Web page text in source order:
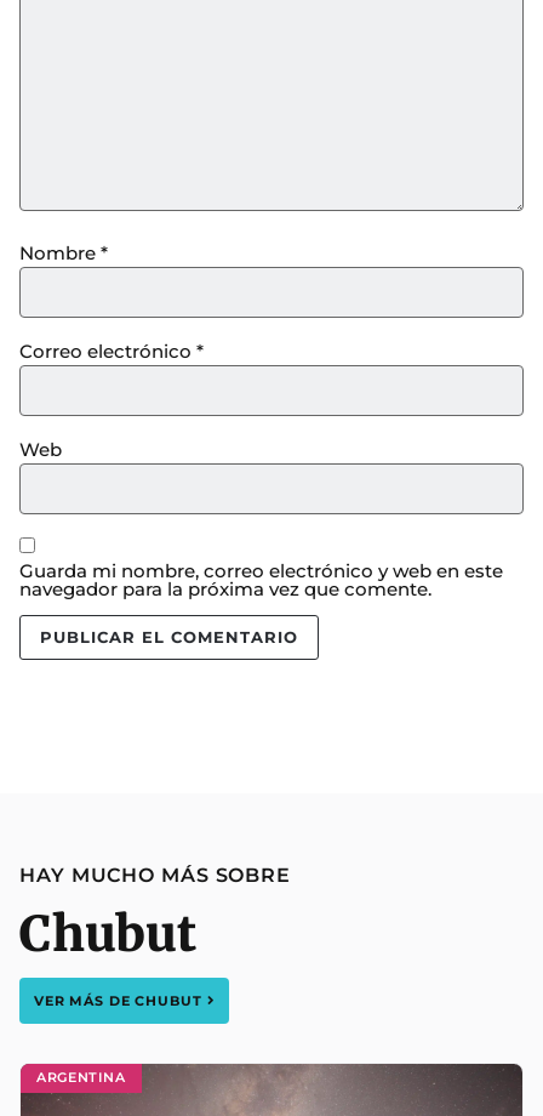
Nombre *
Correo electrónico *
Web
Guarda mi nombre, correo electrónico y web en este
navegador para la próxima vez que comente.
HAY MUCHO MÁS SOBRE
Chubut
VER MÁS DECHUBUT
ARGENTINA